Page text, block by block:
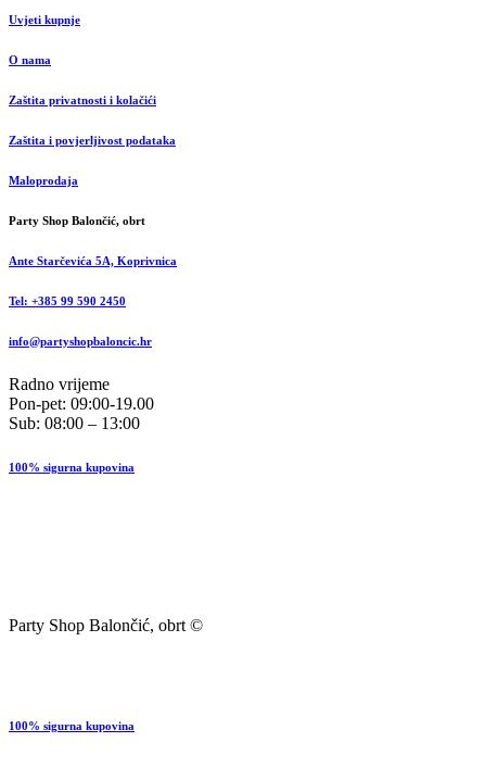
Uvjeti kupnje
O nama
Zaštita privatnosti i kolačići
Zaštita i povjerljivost podataka
Maloprodaja
Party Shop Balončić, obrt
Ante Starčevića 5A, Koprivnica
Tel: +385 99 590 2450
info@partyshopbaloncic.hr
Radno vrijeme
Pon-pet: 09:00-19.00
Sub: 08:00 – 13:00
100% sigurna kupovina
Party Shop Balončić, obrt ©
100% sigurna kupovina